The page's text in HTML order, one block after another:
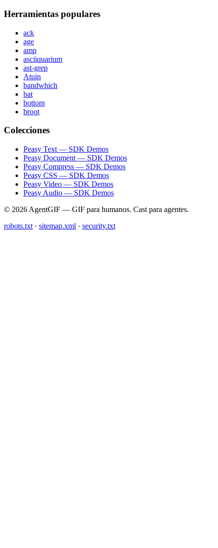
Herramientas populares
ack
age
amp
asciiquarium
ast-grep
Atuin
bandwhich
bat
bottom
broot
Colecciones
Peasy Text — SDK Demos
Peasy Document — SDK Demos
Peasy Compress — SDK Demos
Peasy CSS — SDK Demos
Peasy Video — SDK Demos
Peasy Audio — SDK Demos
© 2026 AgentGIF — GIF para humanos. Cast para agentes.
robots.txt · sitemap.xml · security.txt